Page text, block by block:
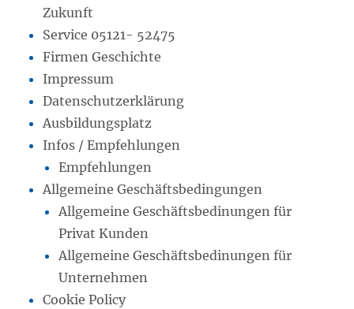
Zukunft
Service 05121- 52475
Firmen Geschichte
Impressum
Datenschutzerklärung
Ausbildungsplatz
Infos / Empfehlungen
Empfehlungen
Allgemeine Geschäftsbedingungen
Allgemeine Geschäftsbedinungen für
Privat Kunden
Allgemeine Geschäftsbedinungen für
Unternehmen
Cookie Policy